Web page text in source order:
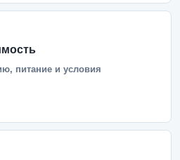
питание и условия